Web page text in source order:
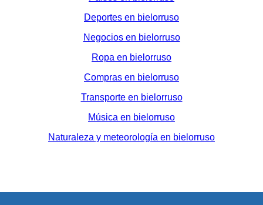
Deportes en bielorruso
Negocios en bielorruso
Ropa en bielorruso
Compras en bielorruso
Transporte en bielorruso
Música en bielorruso
Naturaleza y meteorología en bielorruso